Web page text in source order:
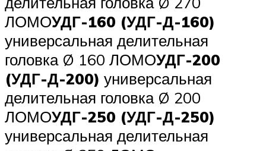
ЛОМОУДГ-160 (УДГ-Д-160)
универсальная делительная
головка Ø 160 ЛОМОУДГ-200
(УДГ-Д-200) универсальная
делительная головка Ø 200
ЛОМОУДГ-250 (УДГ-Д-250)
универсальная делительная